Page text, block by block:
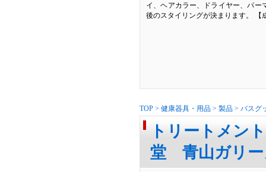
イ、ヘアカラー、ドライヤー、パー
後のスタイリングが決まります。 【
TOP > 健康器具・用品 > 製品 > バスグ
トリートメン
堂 青山ガリー